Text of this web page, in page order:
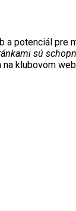
a potenciál pre
sú
klubovom